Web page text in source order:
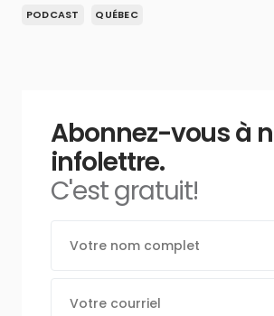
PODCAST
QUÉBEC
Abonnez-vous à
infolettre.
C'est gratuit!